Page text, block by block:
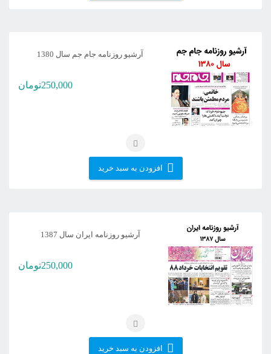
آرشیو روزنامه جام جم سال 1380
250,000تومان
افزودن به سبد خرید
آرشیو روزنامه ایران سال 1387
250,000تومان
افزودن به سبد خرید